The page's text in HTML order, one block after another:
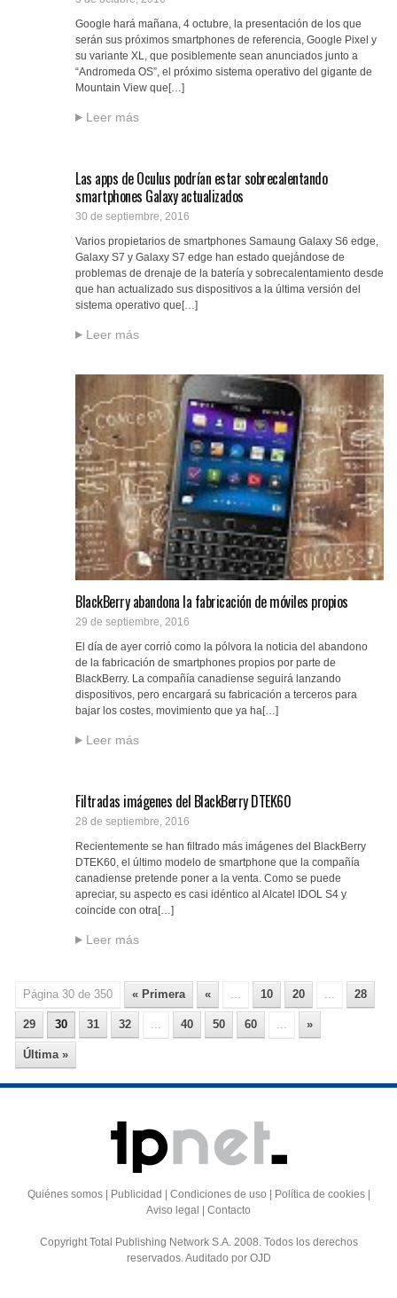
Google hará mañana, 4 octubre, la presentación de los que
serán sus próximos smartphones de referencia, Google Pixel y
su variante XL, que posiblemente sean anunciados junto a
“Andromeda OS”, el próximo sistema operativo del gigante de
Mountain View que[…]
Leer más
Las apps de Oculus podrían estar sobrecalentando
smartphones Galaxy actualizados
30 de septiembre, 2016
Varios propietarios de smartphones Samaung Galaxy S6 edge,
Galaxy S7 y Galaxy S7 edge han estado quejándose de
problemas de drenaje de la batería y sobrecalentamiento desde
que han actualizado sus dispositivos a la última versión del
sistema operativo que[…]
Leer más
BlackBerry abandona la fabricación de móviles propios
29 de septiembre, 2016
El día de ayer corrió como la pólvora la noticia del abandono
de la fabricación de smartphones propios por parte de
BlackBerry. La compañía canadiense seguirá lanzando
dispositivos, pero encargará su fabricación a terceros para
bajar los costes, movimiento que ya ha[…]
Leer más
Filtradas imágenes del BlackBerry DTEK60
28 de septiembre, 2016
Recientemente se han filtrado más imágenes del BlackBerry
DTEK60, el último modelo de smartphone que la compañía
canadiense pretende poner a la venta. Como se puede
apreciar, su aspecto es casi idéntico al Alcatel IDOL S4 y
coincide con otra[…]
Leer más
Página 30 de 350 « Primera « ... 10 20 ... 28
29 30 31 32 ... 40 50 60 ... »
Última »
Quiénes somos | Publicidad | Condiciones de uso | Política de cookies |
Aviso legal | Contacto
Copyright Total Publishing Network S.A. 2008. Todos los derechos
reservados. Auditado por OJD